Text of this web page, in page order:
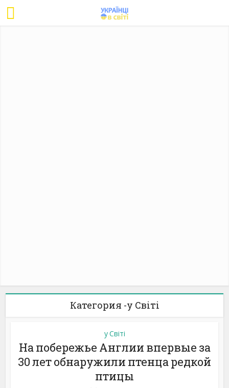
Категория -у Світі
у Світі
На побережье Англии впервые за
30 лет обнаружили птенца редкой
птицы